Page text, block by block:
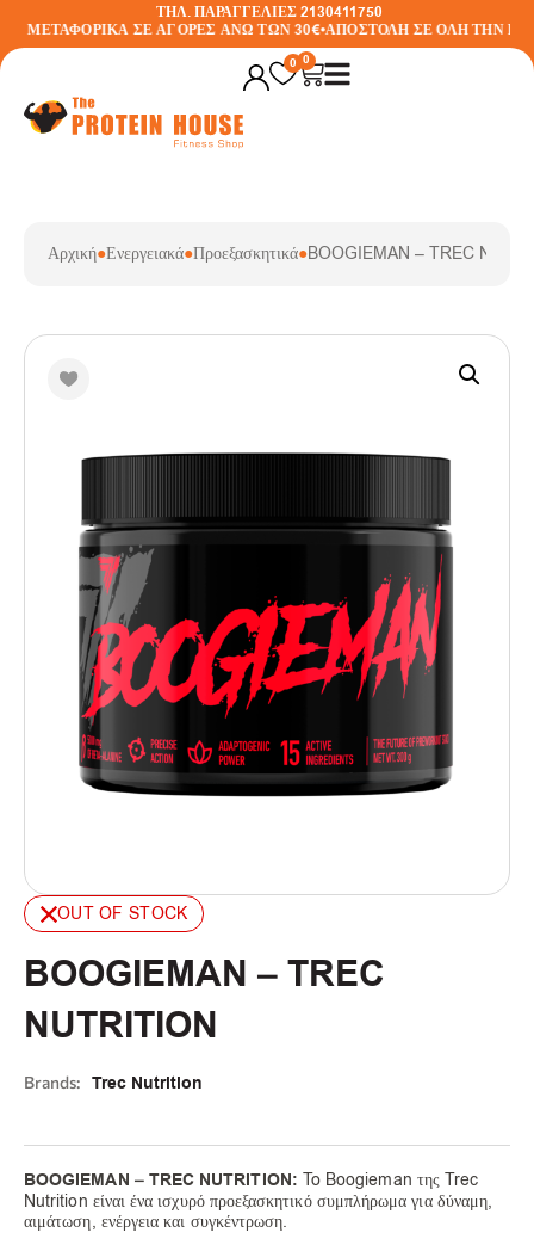
ΤΗΛ. ΠΑΡΑΓΓΕΛΙΕΣ 2130411750
ΜΕΤΑΦΟΡΙΚΑ ΣΕ ΑΓΟΡΕΣ ΑΝΩ ΤΩΝ 30€•ΑΠΟΣΤΟΛΗ ΣΕ ΟΛΗ ΤΗΝ
0 0
Αρχική●Ενεργειακά●Προεξασκητικά●BOOGIEMAN – TREC
OUT OF STOCK
BOOGIEMAN – TREC
NUTRITION
Brands: Trec Nutrition
BOOGIEMAN – TREC NUTRITION: To Boogieman της Trec
Nutrition είναι ένα ισχυρό προεξασκητικό συμπλήρωμα για δύναμη,
αιμάτωση, ενέργεια και συγκέντρωση.